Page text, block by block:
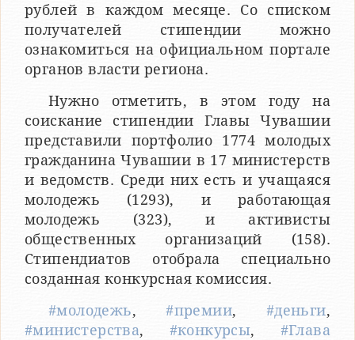
рублей в каждом месяце. Со списком
получателей стипендии можно
ознакомиться на официальном портале
органов власти региона.
Нужно отметить, в этом году на
соискание стипендии Главы Чувашии
представили портфолио 1774 молодых
гражданина Чувашии в 17 министерств
и ведомств. Среди них есть и учащаяся
молодежь (1293), и работающая
молодежь (323), и активисты
общественных организаций (158).
Стипендиатов отобрала специально
созданная конкурсная комиссия.
#молодежь,#премии, #деньги,
#министерства, #конкурсы, #Глава